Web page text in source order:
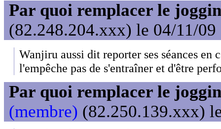
Par quoi remplacer le
(82.248.204.xxx) le 04/11/09
Wanjiru aussi dit reporter ses séances en
l'empêche pas de s'entraîner et d'être
Par quoi remplacer le
(membre) (82.250.139.xxx)